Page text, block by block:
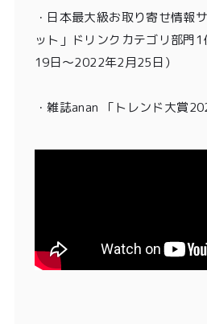
・ 日本最大級お取り寄せ情報
ット」ドリンクカテゴリ部門1
19日〜2022年2月25日）
・雑誌anan 「トレンド大賞